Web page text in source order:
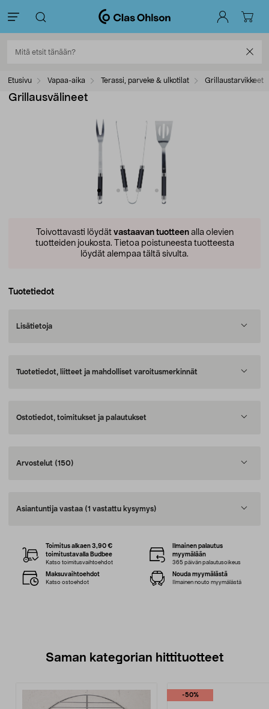
Etusivu Vapaa-aika Terassi, parveke & ulkotilat Grillaustarvikkeet
Grillausvälineet
Toivottavasti löydät vastaavan tuotteenalla olevien
tuotteiden joukosta. Tietoa poistuneesta tuotteesta
löydät alempaa tältä sivulta.
Tuotetiedot
Lisätietoja
Tuotetiedot, liitteet ja mahdolliset varoitusmerkinnät
Ostotiedot, toimitukset ja palautukset
Arvostelut (150)
Asiantuntija vastaa (1 vastattu kysymys)
Toimitus alkaen 3,90 €
toimitustavalla Budbee
Katso toimitusvaihtoehdot
Ilmainen palautus
myymälään
365 päivän palautusoikeus
Maksuvaihtoehdot
Katso ostoehdot
Nouda myymälästä
Ilmainen nouto myymälästä
Saman kategorian hittituotteet
-50%